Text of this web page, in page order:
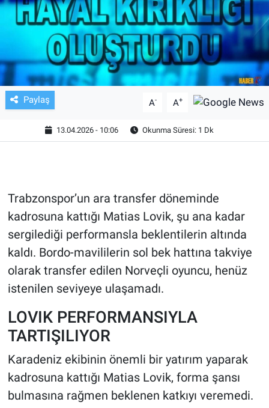
Paylaş A- A+
13.04.2026 - 10:06 Okunma Süresi: 1 Dk
Trabzonspor’un ara transfer döneminde
kadrosuna kattığı Matias Lovik, şu ana kadar
sergilediği performansla beklentilerin altında
kaldı. Bordo-mavililerin sol bek hattına takviye
olarak transfer edilen Norveçli oyuncu, henüz
istenilen seviyeye ulaşamadı.
LOVIK PERFORMANSIYLA
TARTIŞILIYOR
Karadeniz ekibinin önemli bir yatırım yaparak
kadrosuna kattığı Matias Lovik, forma şansı
bulmasına rağmen beklenen katkıyı veremedi.
BASKETBOL
SAĞLIK
GENEL
KÜLTÜR SANAT
ASAYİŞ
ÇEVRE
HABERDE İNSAN
POLİTİKA
SPOR
MAGAZİN
Bilim, Teknoloji